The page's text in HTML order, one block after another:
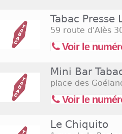
Tabac Presse
59 route d'Alès
Voir le
Mini Bar
place des
Voir le
Le Chiquito